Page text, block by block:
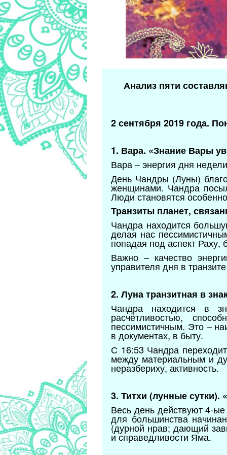
Анализ пяти
2 сентября 2019 года.
1. Вара. «Знание Вары
Вара – энергия дня
День Чандры (Луны)
женщинами. Чандра
Люди становятся
Транзиты планет,
Чандра находится
делая нас
попадая под аспект
Важно – качество
управителя дня в
2. Луна транзитная в
Чандра находится в
расчётливостью,
пессимистичным. Это –
в документах, в быту.
С 16:53 Чандра
между материальным и
неразбериху, активность.
3. Титхи (лунные сутки).
Весь день действуют 4-
для большинства
(дурной нрав; дающий
и справедливости Яма.